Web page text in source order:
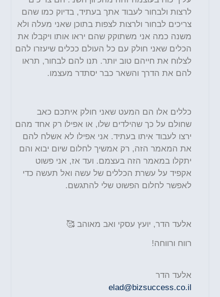
לרצות ולבחור לעבוד אתך בעתיד, בדיוק כמו שהם
צריכים לבחור ולרצות לצפות בתוכן שאני מעלה ולא
משנה כמה אני משתוקק שהם יראו אותו ויקבלו את
הכלים שאני חולק עם כל העולם ככלים שיעזרו להם
לצלוח את חייהם טוב יותר. תנו להם לבחור, תראו
להם את הדרך והשאר כבר יסתדר מעצמו.
כללים אלו הם המעט שאני חולק איתכם כאב
שחולם על כך שהילדים שלו, או אפילו רק אחד מהם
ירצו לעבוד איתו בעתיד. אני אפילו לא אשלח להם
את המאמר הזה, רק אמשיך לחלום שיום יבוא והם
יתקלו במאמר הזה בעצמם. ועד אז, אני פשוט
אקפיד על עשרת הכללים של עשה ואל תעשה כדי
לאפשר לחלום הפשוט שלי להתגשם.
אלעד הדר, יועץ עסקי ואב מאוהב 🥰
רווח ורווחה!
אלעד הדר
elad@bizsuccess.co.il